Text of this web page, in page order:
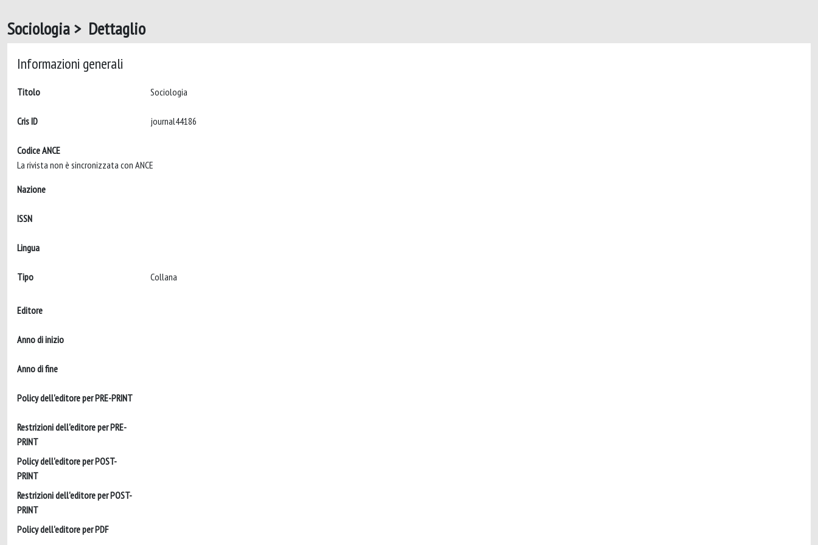
Sociologia > Dettaglio
Informazioni generali
Titolo
Cris ID
Codice ANCE
La rivista non è sincronizzata con ANCE
Nazione
ISSN
Lingua
Tipo Collana
Editore
Anno di inizio
Anno di fine
Policy dell'editore per PRE-PRINT
Restrizioni dell'editore per PRE-
PRINT
Policy dell'editore per POST-
PRINT
Restrizioni dell'editore per POST-
PRINT
Policy dell'editore per PDF